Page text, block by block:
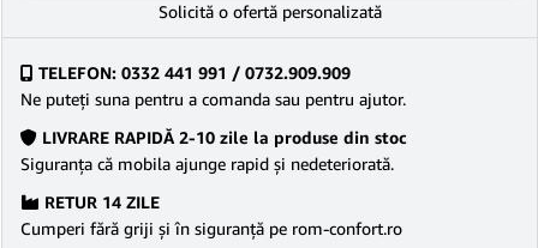
Solicită o ofertă personalizată
TELEFON: 0332 441 991 / 0732.909.909
Ne puteţi suna pentru a comanda sau pentru ajutor.
LIVRARE RAPIDĂ 2-10 zile la produse din stoc
Siguranţa că mobila ajunge rapid şi nedeteriorată.
RETUR 14 ZILE
Cumperi fără griji şi în siguranţă pe rom-confort.ro